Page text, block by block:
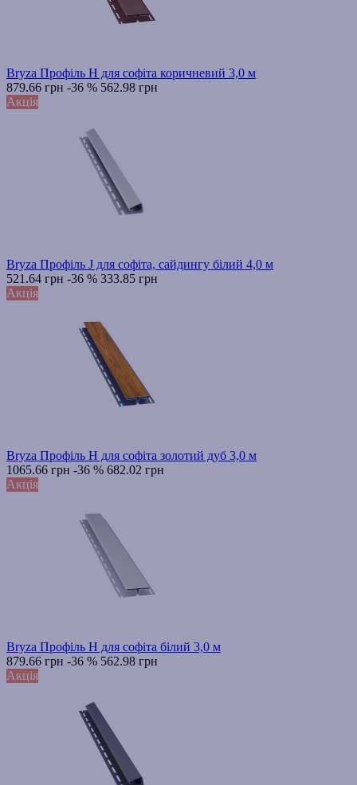
Bryza Профіль H для софіта коричневий 3,0 м
879.66 грн -36 % 562.98 грн
Акція
Bryza Профіль J для софіта, сайдингу білий 4,0 м
521.64 грн -36 % 333.85 грн
Акція
Bryza Профіль H для софіта золотий дуб 3,0 м
1065.66 грн -36 % 682.02 грн
Акція
Bryza Профіль H для софіта білий 3,0 м
879.66 грн -36 % 562.98 грн
Акція